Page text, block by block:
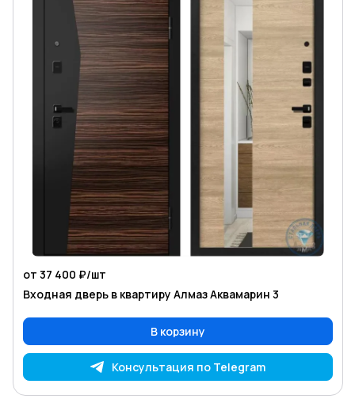
от 37 400 ₽/шт
Входная дверь в квартиру Алмаз Аквамарин 3
В корзину
Консультация по Telegram